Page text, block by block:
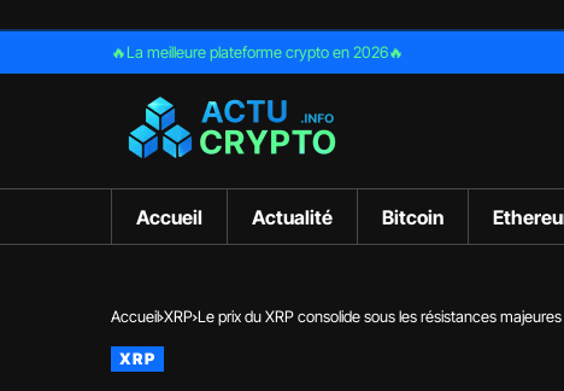
🔥La meilleure plateforme crypto en 2026🔥
Accueil Actualité Bitcoin
Accueil XRP Le prix du XRP consolide sous les résistances majeures
XRP